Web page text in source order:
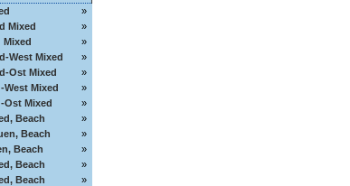
»
Mixed
»
Mixed
»
West Mixed
»
Ost Mixed
»
West Mixed
»
Ost Mixed
»
Beach
»
Beach
»
Beach
»
Beach
»
Beach
»